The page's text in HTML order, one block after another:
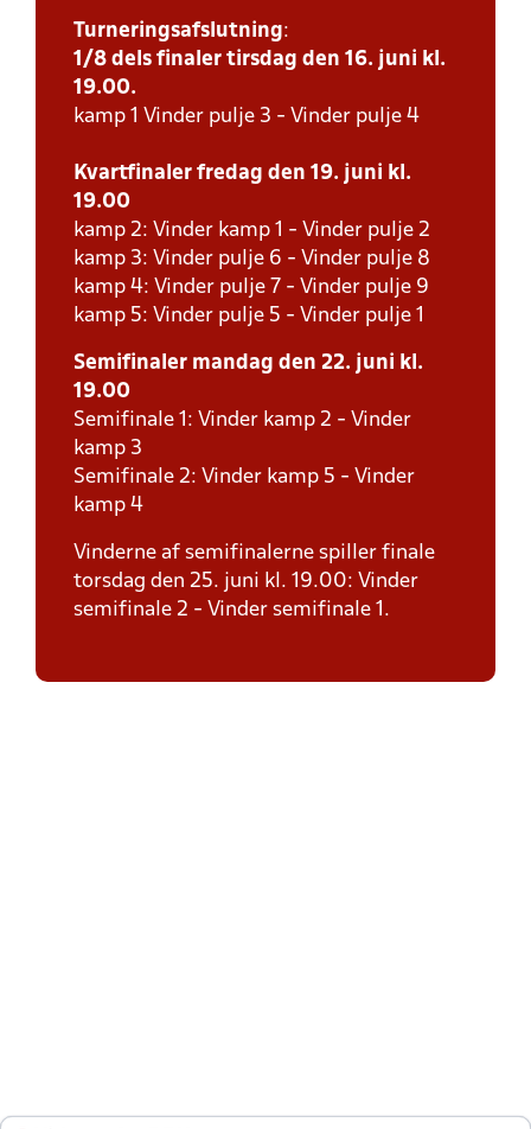
Turneringsafslutning:
1/8 dels finaler tirsdag den 16. juni kl.
19.00.
kamp 1 Vinder pulje 3 - Vinder pulje 4
Kvartfinaler fredag den 19. juni kl.
19.00
kamp 2: Vinder kamp 1 - Vinder pulje 2
kamp 3: Vinder pulje 6 - Vinder pulje 8
kamp 4: Vinder pulje 7 - Vinder pulje 9
kamp 5: Vinder pulje 5 - Vinder pulje 1
Semifinaler mandag den 22. juni kl.
19.00
Semifinale 1: Vinder kamp 2 - Vinder
kamp 3
Semifinale 2: Vinder kamp 5 - Vinder
kamp 4
Vinderne af semifinalerne spiller finale
torsdag den 25. juni kl. 19.00: Vinder
semifinale 2 - Vinder semifinale 1.